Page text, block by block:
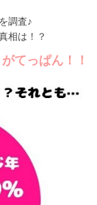
調査♪
相は！？
てっぱん！！